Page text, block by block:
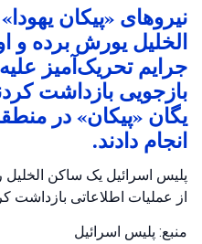
نیروهای «پیکان
الخلیل یورش برده و
جرایم تحریک‌آمیز
بازجویی بازداشت
یگان «پیکان» در
انجام دادند.
پلیس اسرائیل یک ساکن الخلیل
از عملیات اطلاعاتی بازداشت
منبع: پلیس اسرائیل